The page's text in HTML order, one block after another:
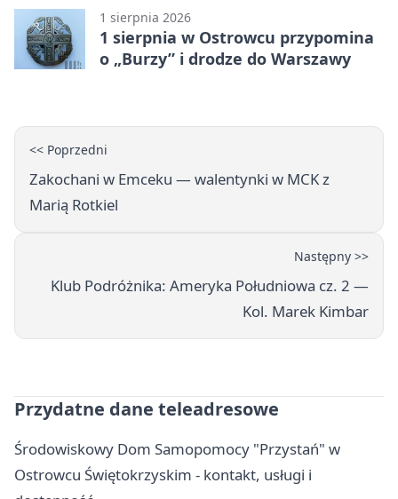
(Grupa IV)
1 sierpnia 2026
1 sierpnia w Ostrowcu przypomina
o „Burzy” i drodze do Warszawy
<< Poprzedni
Zakochani w Emceku — walentynki w MCK z
Marią Rotkiel
Następny >>
Klub Podróżnika: Ameryka Południowa cz. 2 —
Kol. Marek Kimbar
Przydatne dane teleadresowe
Środowiskowy Dom Samopomocy "Przystań" w
Ostrowcu Świętokrzyskim - kontakt, usługi i